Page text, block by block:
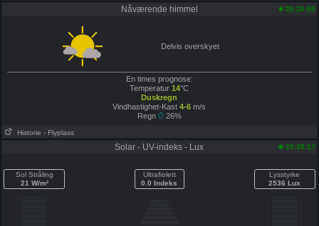
Nåværende himmel 20:20:00
Delvis overskyet
En times prognose:
Temperatur14°C
Duskregn
Vindhastighet-Kast 4-6 m/s
Regn
26%
Historie - Flyplass
Solar - UV-indeks - Lux 20:35:17
Sol Stråling
21 W/m²
Ultrafiolett
0.0 Indeks
Lysstyrke
2536 Lux